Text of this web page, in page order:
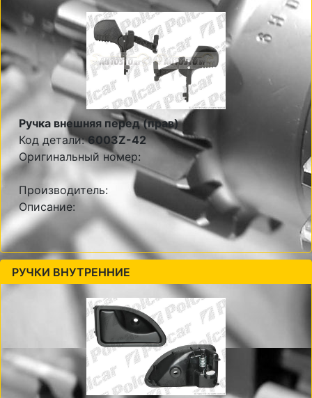
Ручка внешняя перед (прав)
Код детали:6003Z-42
Оригинальный номер:
Производитель:
Описание:
РУЧКИ ВНУТРЕННИЕ